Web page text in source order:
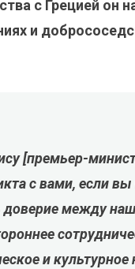
с Грецией он
и
[премьер-
с вами, если вы
доверие между
и